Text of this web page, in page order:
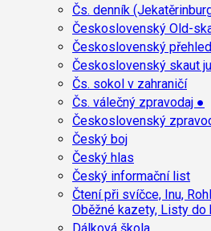
Čs. denník
Československý Old-
Československý
Československý skaut
Čs. sokol v zahraničí
Čs. válečný zpravodaj ●
Československý
Český boj
Český hlas
Český informační list
Čtení při svíčce, Inu,
Oběžné kazety, Listy do